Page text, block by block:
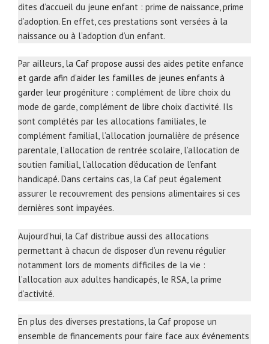
dites d’accueil du jeune enfant : prime de naissance, prime
d’adoption. En effet, ces prestations sont versées à la
naissance ou à l’adoption d’un enfant.
Par ailleurs, la Caf propose aussi des aides petite enfance
et garde afin d’aider les familles de jeunes enfants à
garder leur progéniture : complément de libre choix du
mode de garde, complément de libre choix d’activité. Ils
sont complétés par les allocations familiales, le
complément familial, l’allocation journalière de présence
parentale, l’allocation de rentrée scolaire, l’allocation de
soutien familial, l’allocation d’éducation de l’enfant
handicapé. Dans certains cas, la Caf peut également
assurer le recouvrement des pensions alimentaires si ces
dernières sont impayées.
Aujourd’hui, la Caf distribue aussi des allocations
permettant à chacun de disposer d’un revenu régulier
notamment lors de moments difficiles de la vie :
l’allocation aux adultes handicapés, le RSA, la prime
d’activité.
En plus des diverses prestations, la Caf propose un
ensemble de financements pour faire face aux événements